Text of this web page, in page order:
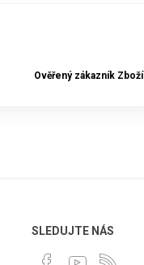
Ověřený zákazník Zboží
SLEDUJTE NÁS